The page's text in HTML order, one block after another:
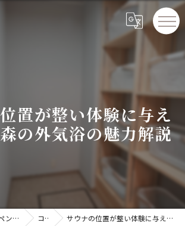
置が整い体験に与え
の外気浴の魅力解説
長野県須坂市でペンションならChillSheep コラム サウナの位置が整い体験に与える影響と森の外気浴の魅力解説